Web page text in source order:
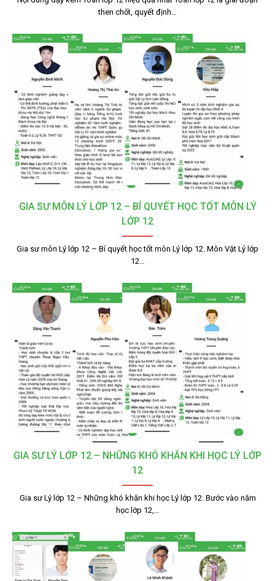
then chốt, quyết định…
GIA SƯ MÔN LÝ LỚP 12 – BÍ QUYẾT HỌC TỐT MÔN LÝ
LỚP 12
Gia sư môn Lý lớp 12 – Bí quyết học tốt môn Lý lớp 12. Môn Vật Lý lớp
12…
GIA SƯ LÝ LỚP 12 – NHỮNG KHÓ KHĂN KHI HỌC LÝ LỚP
12
Gia sư Lý lớp 12 – Những khó khăn khi học Lý lớp 12. Bước vào năm
học lớp 12,…